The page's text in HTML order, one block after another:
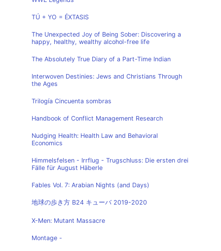
TÚ + YO = ÉXTASIS
The Unexpected Joy of Being Sober: Discovering a
happy, healthy, wealthy alcohol-free life
The Absolutely True Diary of a Part-Time Indian
Interwoven Destinies: Jews and Christians Through
the Ages
Trilogía Cincuenta sombras
Handbook of Conflict Management Research
Nudging Health: Health Law and Behavioral
Economics
Himmelsfelsen - Irrflug - Trugschluss: Die ersten drei
Fälle für August Häberle
Fables Vol. 7: Arabian Nights (and Days)
地球の歩き方 B24 キューバ 2019-2020
X-Men: Mutant Massacre
Montage -